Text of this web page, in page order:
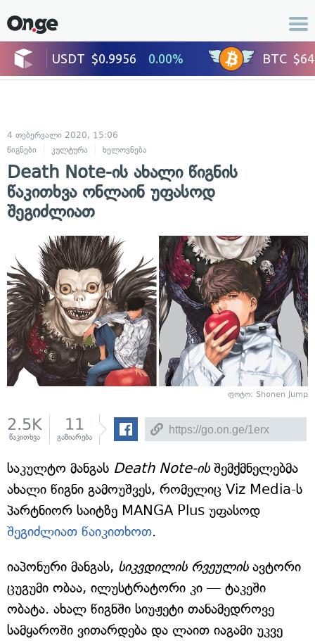
4 თებერვალი 2020, 15:06
წიგნები
კულტურა ხელოვნება
Death Note-ის ახალი წიგნის
წაკითხვა ონლაინ უფასოდ
შეგიძლიათ
ფოტო: Shonen Jump
2.5K
წაკითხვა
11
გაზიარება
საკულტო მანგას Death Note-ისშემქმნელებმა
ახალი წიგნი გამოუშვეს, რომელიც Viz Media-ს
პარტნიორ საიტზე MANGA Plus უფასოდ
შეგიძლიათ წაიკითხოთ.
იაპონური მანგას, სიკვდილის რვეულისავტორი
ცუგუმი ობაა, ილუსტრატორი კი — ტაკეში
ობატა. ახალ წიგნში სიუჟეტი თანამედროვე
სამყაროში ვითარდება და ლაით იაგამი უკვე